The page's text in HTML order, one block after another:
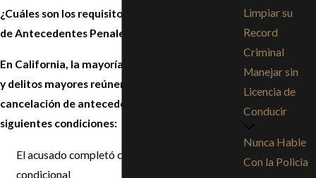
¿Cuáles son los requisitos para una Cancelación
de Antecedentes Penales?
En California, la mayoría de los delitos menores
y delitos mayores reúnen los requisitos para una
cancelación de antecedentes penales bajo las
siguientes condiciones:
El acusado completó con éxito su libertad
condicional
Limpiar su
Record
Criminal
Manejar sin
Licencia de
Conducir
Nunca Hable
Con la Policia